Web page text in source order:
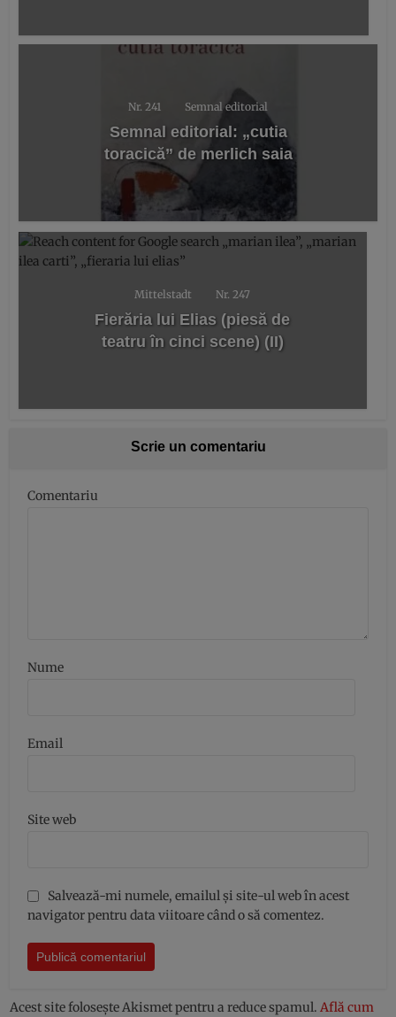
Nr. 241 Semnal editorial
Semnal editorial: „cutia
toracică” de merlich saia
Mittelstadt Nr. 247
Fierăria lui Elias (piesă de
teatru în cinci scene) (II)
Scrie un comentariu
Comentariu
Nume
Email
Site web
Salvează-mi numele, emailul și site-ul web în acest
navigator pentru data viitoare când o să comentez.
Acest site folosește Akismet pentru a reduce spamul.Află cum